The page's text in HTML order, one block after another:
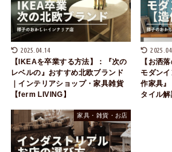
2025.04.14
【IKEAを卒業する方法】：『次の
レベルの』おすすめ北欧ブランド
｜インテリアショップ・家具雑貨
【ferm LIVING】
【お洒
モダン
作家具
タイル
家具・雑貨・お店